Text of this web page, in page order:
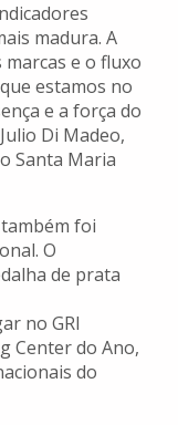
madura. A
marcas e o fluxo
estamos no
e a força do
Di Madeo,
Santa Maria
foi
O
de prata
no GRI
Center do Ano,
do